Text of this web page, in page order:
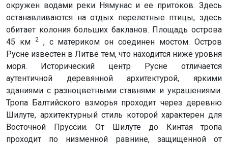
окружен водами реки Нямунас и ее притоков. Здесь
останавливаются на отдых перелетные птицы, здесь
обитает колония больших бакланов. Площадь острова
45 км
2, с материком он соединен мостом. Остров
Русне известен в Литве тем, что находится ниже уровня
моря. Исторический центр Русне отличается
аутентичной деревянной архитектурой, яркими
зданиями с разноцветными ставнями и украшениями.
Тропа Балтийского взморья проходит через деревню
Шилуте, архитектурный стиль которой характерен для
Восточной Пруссии. От Шилуте до Кинтая тропа
проходит по низменной равнине, защищенной от